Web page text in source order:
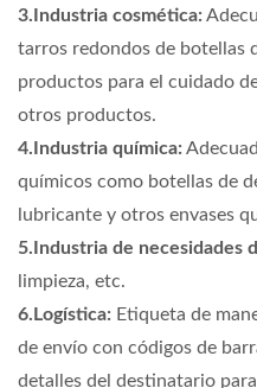
3.Industria cosmética:
tarros redondos de botellas
productos para el cuidado
otros productos.
4.Industria química:
químicos como botellas de
lubricante y otros envases
5.Industria de necesidades
limpieza, etc.
6.Logística: Etiqueta de
de envío con códigos de
detalles del destinatario